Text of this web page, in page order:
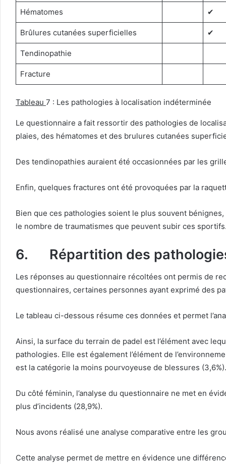
Hématomes ✔︎
Brûlures cutanées superficielles ✔︎
Tendinopathie
Fracture
Tableau 7 : Les pathologies à localisation indéterminée
Le questionnaire a fait ressortir des pathologies de
plaies, des hématomes et des brulures cutanées
Des tendinopathies auraient été occasionnées par les
Enfin, quelques fractures ont été provoquées par la
Bien que ces pathologies soient le plus souvent
le nombre de traumatismes que peuvent subir ces
6. Répartition des
Les réponses au questionnaire récoltées ont permis de
questionnaires, certaines personnes ayant exprimé des
Le tableau ci-dessous résume ces données et permet
Ainsi, la surface du terrain de padel est l’élément avec
pathologies. Elle est également l’élément de
est la catégorie la moins pourvoyeuse de blessures (3,6%).
Du côté féminin, l’analyse du questionnaire ne met en
plus d’incidents (28,9%).
Nous avons réalisé une analyse comparative entre les
Cette analyse permet de mettre en évidence une